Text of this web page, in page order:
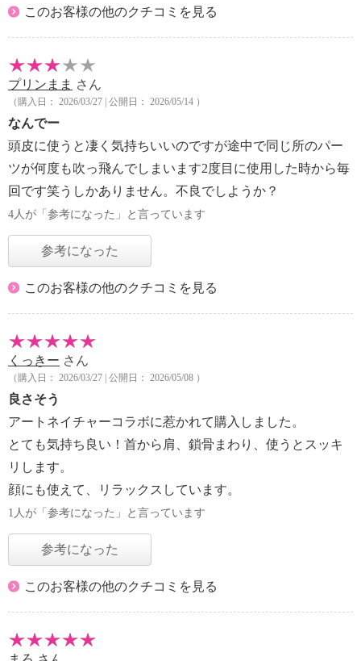
このお客様の他のクチコミを見る
プリンまま さん
（購入日： 2026/03/27 | 公開日： 2026/05/14 ）
なんでー
頭皮に使うと凄く気持ちいいのですが途中で同じ所のパー
ツが何度も吹っ飛んでしまいます2度目に使用した時から毎
回です笑うしかありません。不良でしようか？
4人が「参考になった」と言っています
参考になった
このお客様の他のクチコミを見る
くっきー さん
（購入日： 2026/03/27 | 公開日： 2026/05/08 ）
良さそう
アートネイチャーコラボに惹かれて購入しました。
とても気持ち良い！首から肩、鎖骨まわり、使うとスッキ
リします。
顔にも使えて、リラックスしています。
1人が「参考になった」と言っています
参考になった
このお客様の他のクチコミを見る